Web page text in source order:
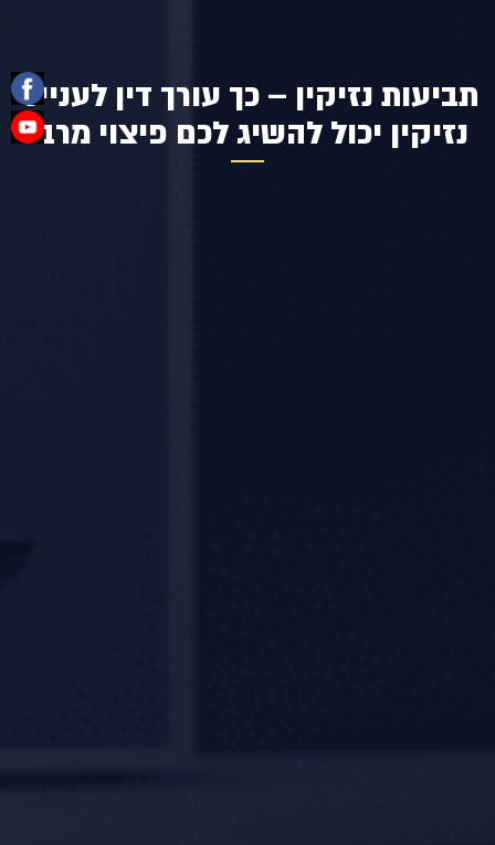
תביעות נזיקין – כך עורך דין לענייני
נזיקין יכול להשיג לכם פיצוי מרבי